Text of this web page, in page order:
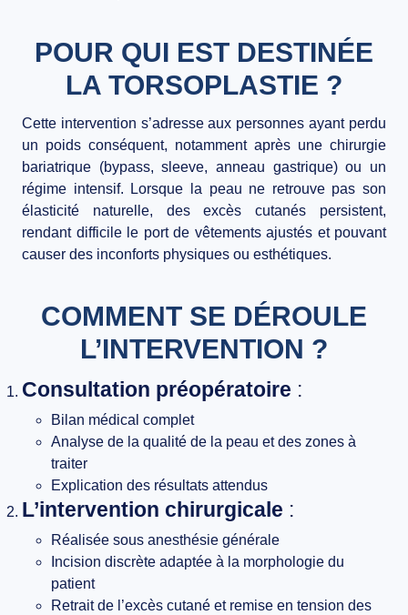
POUR QUI EST DESTINÉE
LA TORSOPLASTIE ?
Cette intervention s’adresse aux personnes ayant perdu
un poids conséquent, notamment après une chirurgie
bariatrique (bypass, sleeve, anneau gastrique) ou un
régime intensif. Lorsque la peau ne retrouve pas son
élasticité naturelle, des excès cutanés persistent,
rendant difficile le port de vêtements ajustés et pouvant
causer des inconforts physiques ou esthétiques.
COMMENT SE DÉROULE
L’INTERVENTION ?
Consultation préopératoire :
Bilan médical complet
Analyse de la qualité de la peau et des zones à
traiter
Explication des résultats attendus
L’intervention chirurgicale :
Réalisée sous anesthésie générale
Incision discrète adaptée à la morphologie du
patient
Retrait de l’excès cutané et remise en tension des